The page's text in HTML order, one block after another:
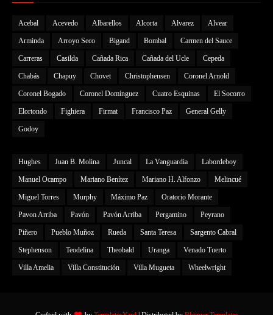
Acebal Acevedo Albarellos Alcorta Alvarez Alvear
Arminda Arroyo Seco Bigand Bombal Carmen del Sauce
Carreras Casilda Cañada Rica Cañada del Ucle Cepeda
Chabás Chapuy Chovet Christophensen Coronel Arnold
Coronel Bogado Coronel Domínguez Cuatro Esquinas El Socorro
Elortondo Fighiera Firmat Francisco Paz General Gelly
Godoy
Hughes Juan B. Molina Juncal La Vanguardia Labordeboy
Manuel Ocampo Mariano Benítez Mariano H. Alfonzo Melincué
Miguel Torres Murphy Máximo Paz Oratorio Morante
Pavon Arriba Pavón Pavón Arriba Pergamino Peyrano
Piñero Pueblo Muñoz Rueda Santa Teresa Sargento Cabral
Stephenson Teodelina Theobald Uranga Venado Tuerto
Villa Amelia Villa Constitución Villa Mugueta Wheelwright